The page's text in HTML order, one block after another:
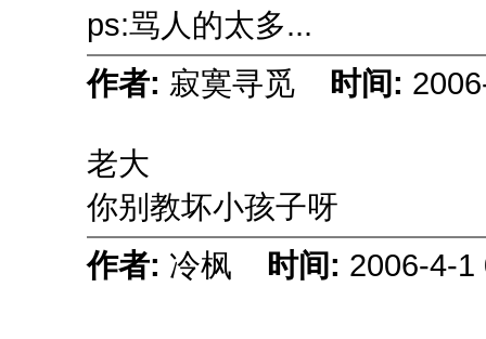
ps:骂人的太多...
作者: 寂寞寻觅 时间:
老大
你别教坏小孩子呀
作者: 冷枫 时间: 2006-4-1